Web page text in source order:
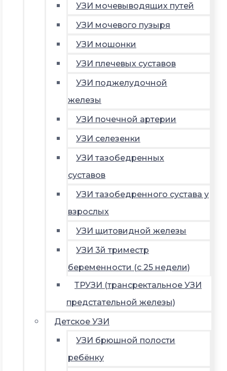
УЗИ мочевыводящих путей
УЗИ мочевого пузыря
УЗИ мошонки
УЗИ плечевых суставов
УЗИ поджелудочной
железы
УЗИ почечной артерии
УЗИ селезенки
УЗИ тазобедренных
суставов
УЗИ тазобедренного сустава у
взрослых
УЗИ щитовидной железы
УЗИ 3й триместр
беременности (с 25 недели)
ТРУЗИ (трансректальное УЗИ
предстательной железы)
Детское УЗИ
УЗИ брюшной полости
ребёнку